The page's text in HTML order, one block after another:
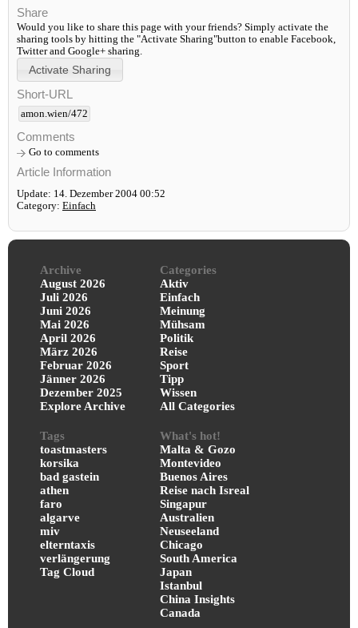
Share
Would you like to share this page with your friends? Simply activate the
sharing tools by hitting the "Activate Sharing"button to enable Facebook,
Twitter and Google+ sharing.
Short-URL
amon.wien/472
Comments
Go to comments
Article Information
Update: 14. Dezember 2004 00:52
Category: Einfach
Archive
August 2026
Juli 2026
Juni 2026
Mai 2026
April 2026
März 2026
Februar 2026
Jänner 2026
Dezember 2025
Explore Archive
Categories
Aktiv
Einfach
Meinung
Mühsam
Politik
Reise
Sport
Tipp
Wissen
All Categories
Tags
toastmasters
korsika
bad gastein
athen
faro
algarve
miv
elterntaxis
verlängerung
Tag Cloud
What's hot!
Malta & Gozo
Montevideo
Buenos Aires
Reise nach Isreal
Singapur
Australien
Neuseeland
Chicago
South America
Japan
Istanbul
China Insights
Canada